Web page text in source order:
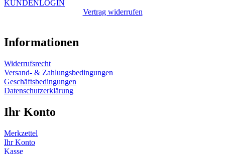
KUNDENLOGIN
Vertrag widerrufen
Informationen
Widerrufsrecht
Versand- & Zahlungsbedingungen
Geschäftsbedingungen
Datenschutzerklärung
Ihr Konto
Merkzettel
Ihr Konto
Kasse